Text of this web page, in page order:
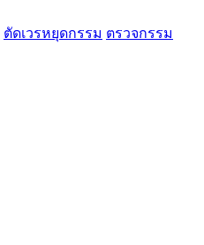
ตัดเวรหยุดกรรม ตรวจกรรม